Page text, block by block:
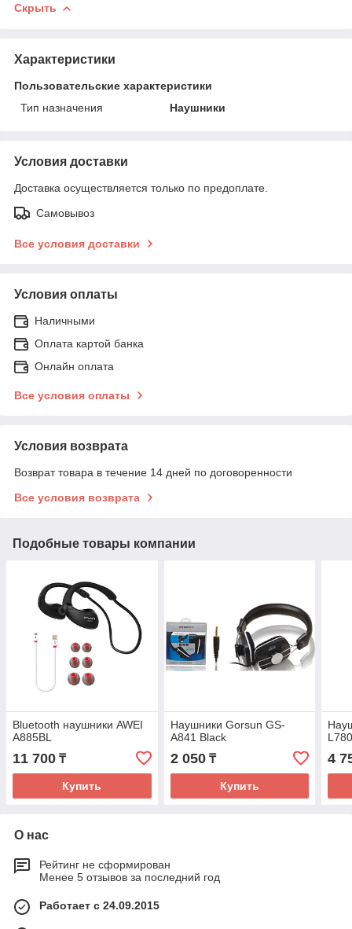
Скрыть
Характеристики
Пользовательские характеристики
Тип назначения
Наушники
Условия доставки
Доставка осуществляется только по предоплате.
Самовывоз
Все условия доставки
Условия оплаты
Наличными
Оплата картой банка
Онлайн оплата
Все условия оплаты
Условия возврата
Возврат товара в течение 14 дней по договоренности
Все условия возврата
Подобные товары компании
Bluetooth наушники AWEI
A885BL
11 700 ₸
Купить
Наушники Gorsun GS-
A841 Black
2 050₸
Купить
4
О нас
Рейтинг не сформирован
Менее 5 отзывов за последний год
Работает с 24.09.2015